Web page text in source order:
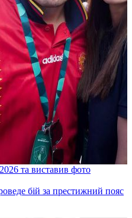
та виставив фото
бій за престижний пояс